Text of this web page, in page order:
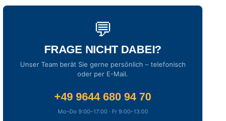
💬
FRAGE NICHT DABEI?
Unser Team berät Sie gerne persönlich – telefonisch
oder per E-Mail.
+49 9644 680 94 70
Mo–Do 9:00–17:00 · Fr 9:00–13:00